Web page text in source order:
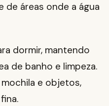
de áreas onde a água
dormir, mantendo
de banho e limpeza.
e objetos,